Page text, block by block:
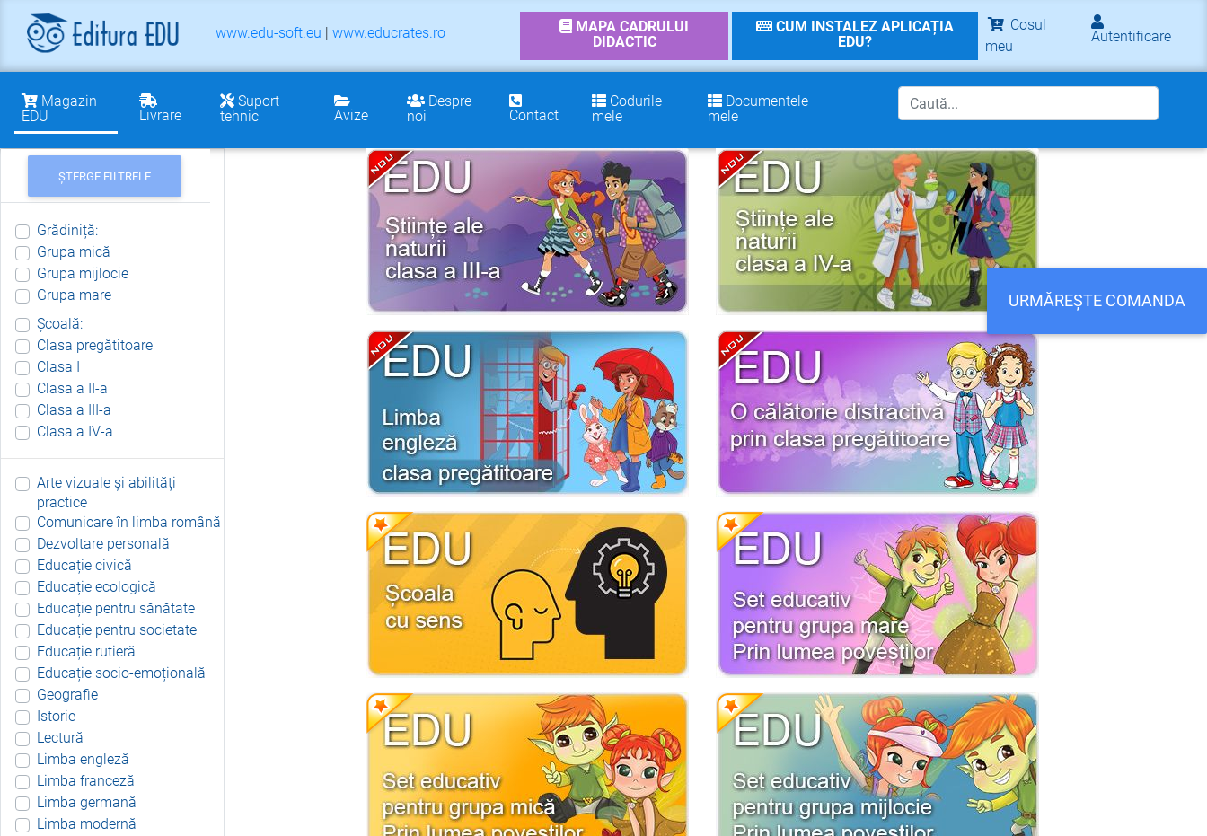
www.edu-soft.eu | www.educrates.ro
MAPA CADRULUI
DIDACTIC
CUM INSTALEZ APLICAȚIA
EDU?
Cosul
meu
Autentificare
Magazin
EDU
Livrare
Suport
tehnic
Avize
Despre
noi
Contact
Codurile
mele
Documentele
mele
ȘTERGE FILTRELE
Grădiniță:
Grupa mică
Grupa mijlocie
Grupa mare
Școală:
Clasa pregătitoare
Clasa I
Clasa a II-a
Clasa a III-a
Clasa a IV-a
Arte vizuale și abilități
practice
Comunicare în limba română
Dezvoltare personală
Educație civică
Educație ecologică
Educație pentru sănătate
Educație pentru societate
Educație rutieră
Educație socio-emoțională
Geografie
Istorie
Lectură
Limba engleză
Limba franceză
Limba germană
Limba modernă
URMĂREȘTE COMANDA